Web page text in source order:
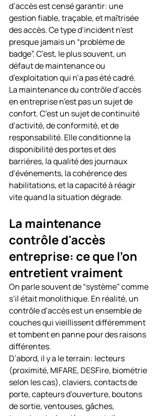
d’accès est censé garantir: une
gestion fiable, traçable, et maîtrisée
des accès. Ce type d’incident n’est
presque jamais un “problème de
badge”. C’est, le plus souvent, un
défaut de maintenance ou
d’exploitation qui n’a pas été cadré.
La maintenance du contrôle d’accès
en entreprise n’est pas un sujet de
confort. C’est un sujet de continuité
d’activité, de conformité, et de
responsabilité. Elle conditionne la
disponibilité des portes et des
barrières, la qualité des journaux
d’événements, la cohérence des
habilitations, et la capacité à réagir
vite quand la situation dégrade.
La maintenance
contrôle d'accès
entreprise: ce que l’on
entretient vraiment
On parle souvent de “système” comme
s’il était monolithique. En réalité, un
contrôle d’accès est un ensemble de
couches qui vieillissent différemment
et tombent en panne pour des raisons
différentes.
D’abord, il y a le terrain: lecteurs
(proximité, MIFARE, DESFire, biométrie
selon les cas), claviers, contacts de
porte, capteurs d’ouverture, boutons
de sortie, ventouses, gâches,